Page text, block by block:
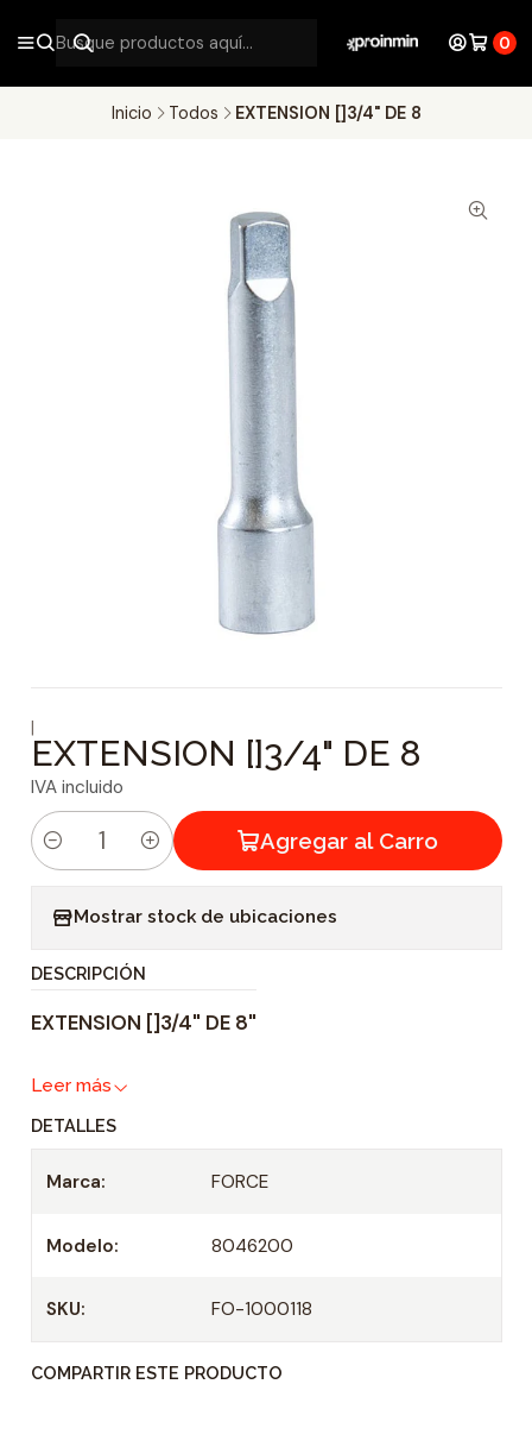
0
Inicio Todos EXTENSION []3/4" DE 8
|
EXTENSION []3/4" DE 8
IVA incluido
C
i
d
d
Agregar al Carro
Mostrar stock de ubicaciones
DESCRIPCIÓN
EXTENSION []3/4" DE 8"
Leer más
DETALLES
Marca: FORCE
Modelo: 8046200
SKU: FO-1000118
COMPARTIR ESTE PRODUCTO